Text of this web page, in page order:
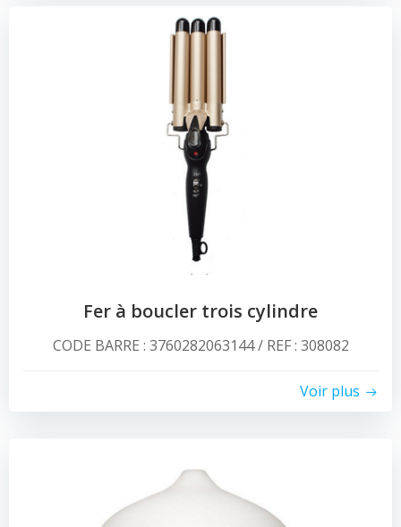
Fer à boucler trois cylindre
CODE BARRE : 3760282063144 / REF : 308082
Voir plus